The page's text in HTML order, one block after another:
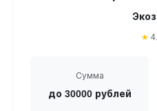
★
Сумма
до 30000 рублей